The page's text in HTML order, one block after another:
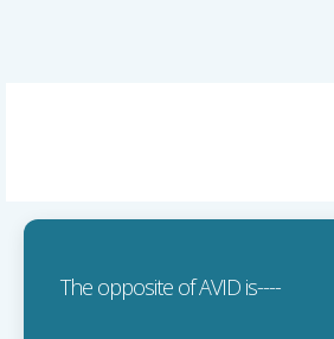
The opposite of AVID is----